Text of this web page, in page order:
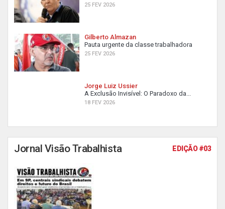
25 FEV 2026
Gilberto Almazan
Pauta urgente da classe trabalhadora
25 FEV 2026
Jorge Luiz Ussier
A Exclusão Invisível: O Paradoxo da...
18 FEV 2026
Jornal Visão Trabalhista EDIÇÃO #03